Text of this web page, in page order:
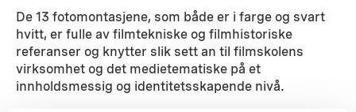
De 13 fotomontasjene, som både er i farge og svart
hvitt, er fulle av filmtekniske og filmhistoriske
referanser og knytter slik sett an til filmskolens
virksomhet og det medietematiske på et
innholdsmessig og identitetsskapende nivå.